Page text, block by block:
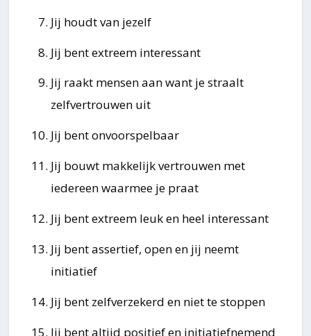
Jij houdt van jezelf
Jij bent extreem interessant
Jij raakt mensen aan want je straalt
zelfvertrouwen uit
Jij bent onvoorspelbaar
Jij bouwt makkelijk vertrouwen met
iedereen waarmee je praat
Jij bent extreem leuk en heel interessant
Jij bent assertief, open en jij neemt
initiatief
Jij bent zelfverzekerd en niet te stoppen
Jij bent altijd positief en initiatiefnemend